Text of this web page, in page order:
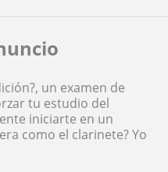
un examen de
tu estudio del
iniciarte en un
como el clarinete? Yo